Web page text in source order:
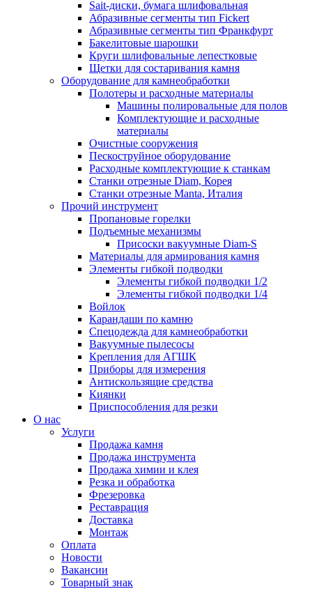
Sait-диски, бумага шлифовальная
Абразивные сегменты тип Fickert
Абразивные сегменты тип Франкфурт
Бакелитовые шарошки
Круги шлифовальные лепестковые
Щетки для состаривания камня
Оборудование для камнеобработки
Полотеры и расходные материалы
Машины полировальные для полов
Комплектующие и расходные
материалы
Очистные сооружения
Пескоструйное оборудование
Расходные комплектующие к станкам
Станки отрезные Diam, Корея
Станки отрезные Manta, Италия
Прочий инструмент
Пропановые горелки
Подъeмные механизмы
Присоски вакуумные Diam-S
Материалы для армирования камня
Элементы гибкой подводки
Элементы гибкой подводки 1/2
Элементы гибкой подводки 1/4
Войлок
Карандаши по камню
Спецодежда для камнеобработки
Вакуумные пылесосы
Крепления для АГШК
Приборы для измерения
Антискользящие средства
Киянки
Приспособления для резки
О нас
Услуги
Продажа камня
Продажа инструмента
Продажа химии и клея
Резка и обработка
Фрезеровка
Реставрация
Доставка
Монтаж
Оплата
Новости
Вакансии
Товарный знак